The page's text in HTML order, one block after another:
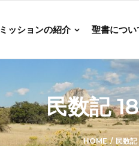
ミッションの紹介 聖書につい
民数記
HOME/ 民数